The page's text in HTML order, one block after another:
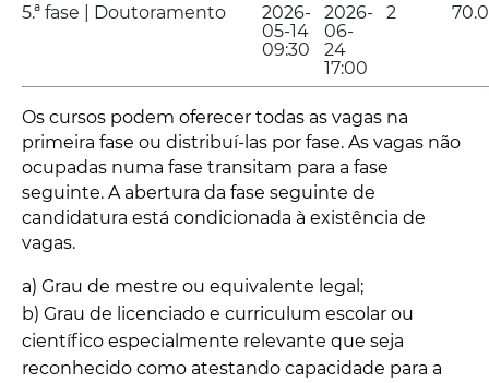
5.ª fase | Doutoramento
2026-
05-14
09:30
2026-
06-
24
17:00
2
Os cursos podem oferecer todas as vagas na
primeira fase ou distribuí-las por fase. As vagas não
ocupadas numa fase transitam para a fase
seguinte. A abertura da fase seguinte de
candidatura está condicionada à existência de
vagas.
a) Grau de mestre ou equivalente legal;
b) Grau de licenciado e curriculum escolar ou
científico especialmente relevante que seja
reconhecido como atestando capacidade para a